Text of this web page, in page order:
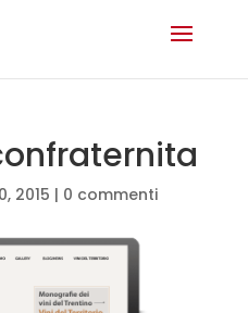
2015 | 0 commenti